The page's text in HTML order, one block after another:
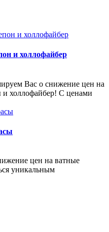
и холлофайбер
Вас о снижение цен на
и холлофайбер! С ценами
цен на ватные
уникальным